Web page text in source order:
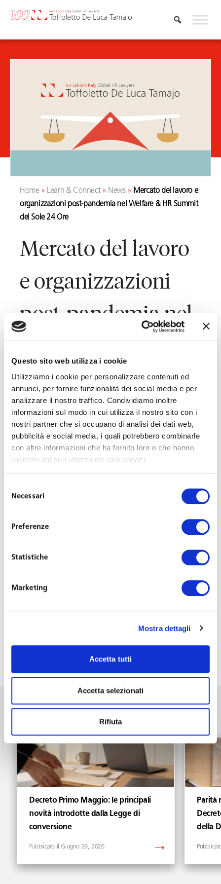
Questo sito web utilizza i cookie
Utilizziamo i cookie per personalizzare contenuti ed
annunci, per fornire funzionalità dei social media e per
analizzare il nostro traffico. Condividiamo inoltre
informazioni sul modo in cui utilizza il nostro sito con i
nostri partner che si occupano di analisi dei dati web,
pubblicità e social media, i quali potrebbero combinarle
con altre informazioni che ha fornito loro o che hanno
raccolto dal suo utilizzo dei loro servizi.
delNecessari
Preferenze
Statistiche
Marketing
Mostra dettagli
Accetta tutti
Accetta selezionati
Rifiuta
Home» Learn & Connect» News» Mercato del lavoro e
organizzazioni post-pandemia nel Welfare & HR Summit
del Sole 24 Ore
Mercato del lavoro
e organizzazioni
post-pandemia nel
Welfare & HR
Summit del Sole 24
Ore
Last Updated on Febbraio 17, 2021
HR Summit de Il Sole 24 Ore. Il 22 febbraio alle 15 in
streamig sarà possibile seguire l’evento dedicato alle
futuro.
L’avvocato
, partner dello Studio, parteciperà
al confronto con esperti del settore sugli scenari normativi
post-pandemia e approfondirà il contratto di espansione
e la gestione degli esuberi.
https://eventi.ilsole24ore.com/welfare-hr-summit-2021/
News Vedi tutti gli articoli di News
Decreto Primo Maggio: le principali
novità introdotte dalla Legge di
conversione
Giugno 29, 2026
Parità
della